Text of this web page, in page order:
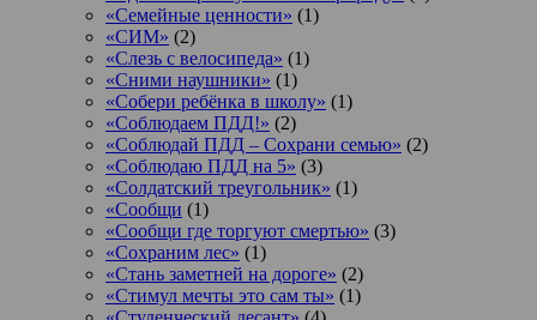
«Семейные ценности» (1)
«СИМ» (2)
«Слезь с велосипеда» (1)
«Сними наушники» (1)
«Собери ребёнка в школу» (1)
«Соблюдаем ПДД!» (2)
«Соблюдай ПДД – Сохрани семью» (2)
«Соблюдаю ПДД на 5» (3)
«Солдатский треугольник» (1)
«Сообщи (1)
«Сообщи где торгуют смертью» (3)
«Сохраним лес» (1)
«Стань заметней на дороге» (2)
«Стимул мечты это сам ты» (1)